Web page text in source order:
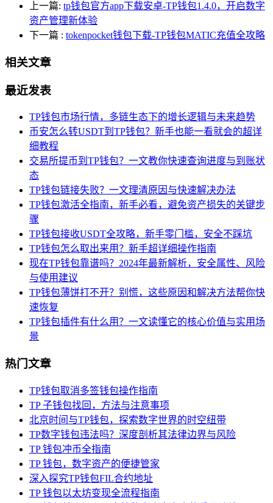
上一篇: tp钱包官方app下载安卓-TP钱包1.4.0，开启数字
资产管理新体验
下一篇 : tokenpocket钱包下载-TP钱包MATIC充值全攻略
相关文章
最近发表
TP钱包市场行情，多链生态下的增长逻辑与未来趋势
币安怎么转USDT到TP钱包？新手也能一看就会的超详
细教程
交易所提币到TP钱包？一文教你快速查询进度与到账状
态
TP钱包链接失败？一文理清原因与快速解决办法
TP钱包激活全指南，新手必看，避免资产损失的关键步
骤
TP钱包接收USDT全攻略，新手零门槛，安全不踩坑
TP钱包怎么取出来用？新手超详细操作指南
现在TP钱包靠谱吗？2024年最新解析，安全属性、风险
与使用建议
TP钱包薄饼打不开？别慌，这些原因和解决方法帮你快
速恢复
TP钱包插件有什么用？一文读懂它的核心价值与实用场
景
热门文章
TP钱包取消多签钱包操作指南
TP 子钱包找回，方法与注意事项
北京时间与TP钱包，探索数字世界的时空纽带
TP数字钱包违法吗？深度剖析其法律边界与风险
TP 钱包冲币全指南
TP 钱包，数字资产的便捷管家
深入探究TP钱包FIL合约地址
TP 钱包以太坊变现全流程指南